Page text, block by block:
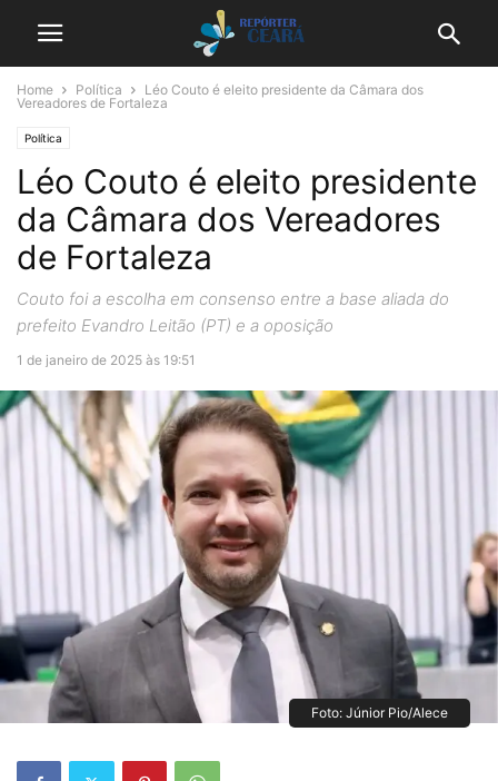
Home Política
Léo Couto é eleito presidente da Câmara dos
Vereadores de Fortaleza
Política
Léo Couto é eleito presidente
da Câmara dos Vereadores
de Fortaleza
Couto foi a escolha em consenso entre a base aliada do
prefeito Evandro Leitão (PT) e a oposição
1 de janeiro de 2025 às 19:51
Foto: Júnior Pio/Alece